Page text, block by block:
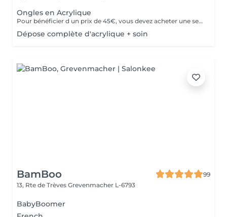
Ongles en Acrylique
Pour bénéficier d un prix de 45€, vous devez acheter une seule fois le kit individuel comprenant tout le matériel non jetable nécessaire , qui sera conserve pour nous pour de futurs rendez-vous, garantissant ainsi une meilleure hygiène.* *renouvelabre chaque année.
Dépose complète d'acrylique + soin
BamBoo
99
13, Rte de Trèves Grevenmacher L-6793
BabyBoomer